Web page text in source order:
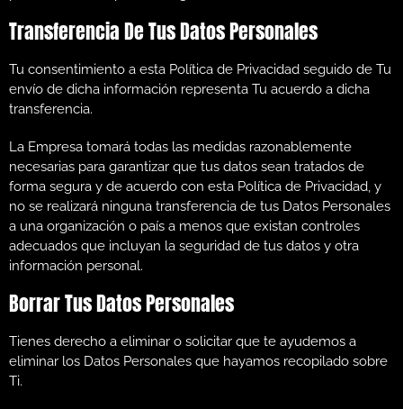
Transferencia De Tus Datos Personales
Tu consentimiento a esta Política de Privacidad seguido de Tu
envío de dicha información representa Tu acuerdo a dicha
transferencia.
La Empresa tomará todas las medidas razonablemente
necesarias para garantizar que tus datos sean tratados de
forma segura y de acuerdo con esta Política de Privacidad, y
no se realizará ninguna transferencia de tus Datos Personales
a una organización o país a menos que existan controles
adecuados que incluyan la seguridad de tus datos y otra
información personal.
Borrar Tus Datos Personales
Tienes derecho a eliminar o solicitar que te ayudemos a
eliminar los Datos Personales que hayamos recopilado sobre
Ti.